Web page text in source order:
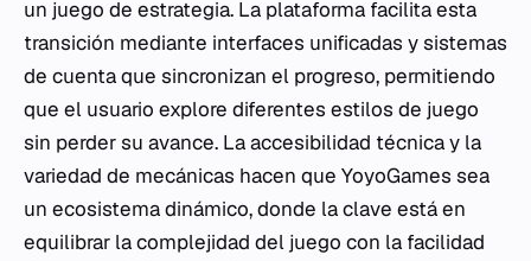
un juego de estrategia. La plataforma facilita esta
transición mediante interfaces unificadas y sistemas
de cuenta que sincronizan el progreso, permitiendo
que el usuario explore diferentes estilos de juego
sin perder su avance. La accesibilidad técnica y la
variedad de mecánicas hacen que YoyoGames sea
un ecosistema dinámico, donde la clave está en
equilibrar la complejidad del juego con la facilidad